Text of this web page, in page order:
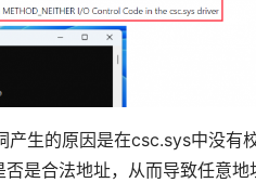
产生的原因是在csc.sys中没有
是合法地址，从而导致任意